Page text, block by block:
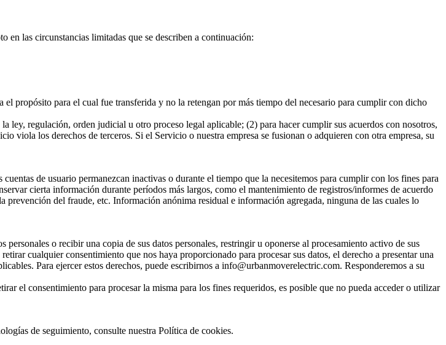
en las circunstancias limitadas que se describen a continuación:
propósito para el cual fue transferida y no la retengan por más tiempo del necesario para cumplir con dicho
regulación, orden judicial u otro proceso legal aplicable; (2) para hacer cumplir sus acuerdos con nosotros,
viola los derechos de terceros. Si el Servicio o nuestra empresa se fusionan o adquieren con otra empresa, su
de usuario permanezcan inactivas o durante el tiempo que la necesitemos para cumplir con los fines para
cierta información durante períodos más largos, como el mantenimiento de registros/informes de acuerdo
del fraude, etc. Información anónima residual e información agregada, ninguna de las cuales lo
o recibir una copia de sus datos personales, restringir u oponerse al procesamiento activo de sus
cualquier consentimiento que nos haya proporcionado para procesar sus datos, el derecho a presentar una
Para ejercer estos derechos, puede escribirnos a info@urbanmoverelectric.com. Responderemos a su
el consentimiento para procesar la misma para los fines requeridos, es posible que no pueda acceder o utilizar
de seguimiento, consulte nuestra Política de cookies.